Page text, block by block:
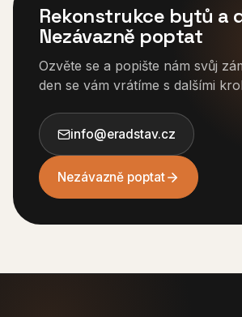
Rekonstrukce bytů a
Nezávazně poptat
Ozvěte se a popište nám svůj
den se vám vrátíme s dalšími
info@eradstav.cz
Nezávazně poptat